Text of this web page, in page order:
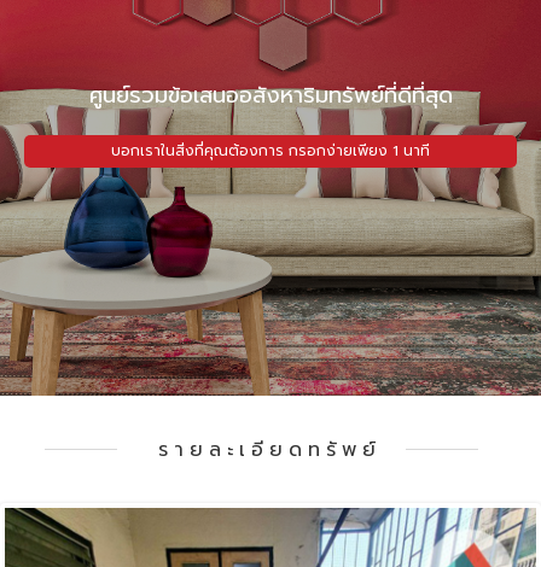
ศูนย์รวมข้อเสนออสังหาริมทรัพย์ที่ดีที่สุด
บอกเราในสิ่งที่คุณต้องการ กรอกง่ายเพียง 1 นาที
รายละเอียดทรัพย์